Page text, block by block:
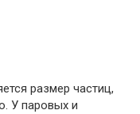
размер частиц,
У паровых и